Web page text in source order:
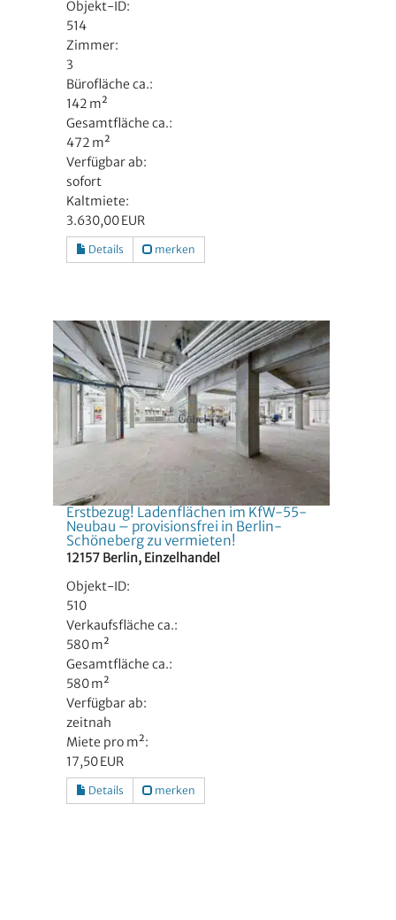
Objekt-ID:
514
Zimmer:
3
Bürofläche ca.:
142 m²
Gesamtfläche ca.:
472 m²
Verfügbar ab:
sofort
Kaltmiete:
3.630,00 EUR
Details merken
Erstbezug! Ladenflächen im KfW-55-
Neubau – provisionsfrei in Berlin-
Schöneberg zu vermieten!
12157 Berlin, Einzelhandel
Objekt-ID:
510
Verkaufsfläche ca.:
580 m²
Gesamtfläche ca.:
580 m²
Verfügbar ab:
zeitnah
Miete pro m²:
17,50 EUR
Details merken